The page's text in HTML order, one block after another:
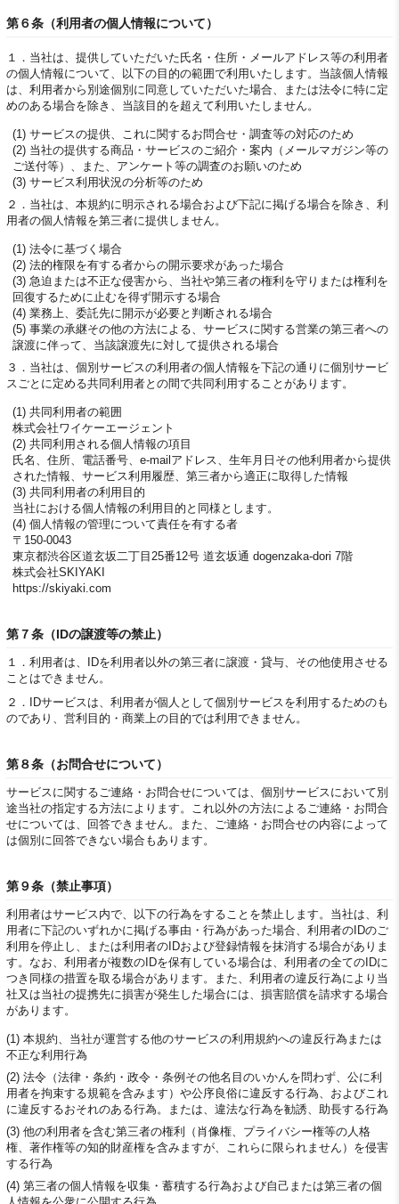
第６条（利用者の個人情報について）
１． 当社は、提供していただいた氏名・住所・メールアドレス等の利用者
の個人情報について、以下の目的の範囲で利用いたします。当該個人情報
は、利用者から別途個別に同意していただいた場合、または法令に特に定
めのある場合を除き、当該目的を超えて利用いたしません。
(1) サービスの提供、これに関するお問合せ・調査等の対応のため
(2) 当社の提供する商品・サービスのご紹介・案内（メールマガジン等の
ご送付等）、また、アンケート等の調査のお願いのため
(3) サービス利用状況の分析等のため
２． 当社は、本規約に明示される場合および下記に掲げる場合を除き、利
用者の個人情報を第三者に提供しません。
(1) 法令に基づく場合
(2) 法的権限を有する者からの開示要求があった場合
(3) 急迫または不正な侵害から、当社や第三者の権利を守りまたは権利を
回復するために止むを得ず開示する場合
(4) 業務上、委託先に開示が必要と判断される場合
(5) 事業の承継その他の方法による、サービスに関する営業の第三者への
譲渡に伴って、当該譲渡先に対して提供される場合
３． 当社は、個別サービスの利用者の個人情報を下記の通りに個別サービ
スごとに定める共同利用者との間で共同利用することがあります。
(1) 共同利用者の範囲
株式会社ワイケーエージェント
(2) 共同利用される個人情報の項目
氏名、住所、電話番号、e-mailアドレス、生年月日その他利用者から提供
された情報、サービス利用履歴、第三者から適正に取得した情報
(3) 共同利用者の利用目的
当社における個人情報の利用目的と同様とします。
(4) 個人情報の管理について責任を有する者
〒150-0043
東京都渋谷区道玄坂二丁目25番12号 道玄坂通 dogenzaka-dori 7階
株式会社SKIYAKI
https://skiyaki.com
第７条（IDの譲渡等の禁止）
１． 利用者は、IDを利用者以外の第三者に譲渡・貸与、その他使用させる
ことはできません。
２．
IDサービスは、利用者が個人として個別サービスを利用するためのも
のであり、営利目的・商業上の目的では利用できません。
第８条（お問合せについて）
サービスに関するご連絡・お問合せについては、個別サービスにおいて別
途当社の指定する方法によります。これ以外の方法によるご連絡・お問合
せについては、回答できません。また、ご連絡・お問合せの内容によって
は個別に回答できない場合もあります。
第９条（禁止事項）
利用者はサービス内で、以下の行為をすることを禁止します。当社は、利
用者に下記のいずれかに掲げる事由・行為があった場合、利用者のIDのご
利用を停止し、または利用者のIDおよび登録情報を抹消する場合がありま
す。なお、利用者が複数のIDを保有している場合は、利用者の全てのIDに
つき同様の措置を取る場合があります。また、利用者の違反行為により当
社又は当社の提携先に損害が発生した場合には、損害賠償を請求する場合
があります。
(1) 本規約、当社が運営する他のサービスの利用規約への違反行為または
不正な利用行為
(2) 法令（法律・条約・政令・条例その他名目のいかんを問わず、公に利
用者を拘束する規範を含みます）や公序良俗に違反する行為、およびこれ
に違反するおそれのある行為。または、違法な行為を勧誘、助長する行為
(3) 他の利用者を含む第三者の権利（肖像権、プライバシー権等の人格
権、著作権等の知的財産権を含みますが、これらに限られません）を侵害
する行為
(4) 第三者の個人情報を収集・蓄積する行為および自己または第三者の個